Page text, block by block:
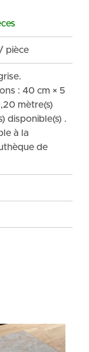
/ pièce
: 40 cm × 5
mètre(s)
disponible(s) .
à la
de